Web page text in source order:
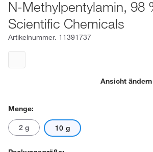
N-Methylpentylamin, 98
Scientific Chemicals
Artikelnummer. 11391737
Ansicht ändern
Menge:
2 g 10 g